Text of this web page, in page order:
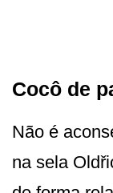
Cocô de
Não é
na sela